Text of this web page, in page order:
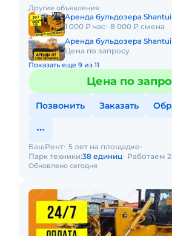
Краткосрочная а
Другие объявления
Аренда бульдозера Shantui
1 000 ₽ час 8 000 ₽ смена
Аренда бульдозера Shantui
Цена по запросу
Показать еще 9 из 11
Цена по
Позвонить Заказать
Обновлено сегодня
БашРент 5 лет на площадке
Парк техники:38 единиц Работаем